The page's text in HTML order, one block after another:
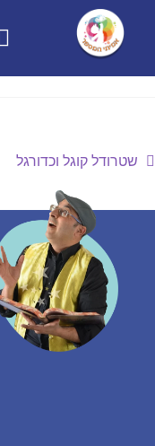
שטרודל קוגל וכדורגל